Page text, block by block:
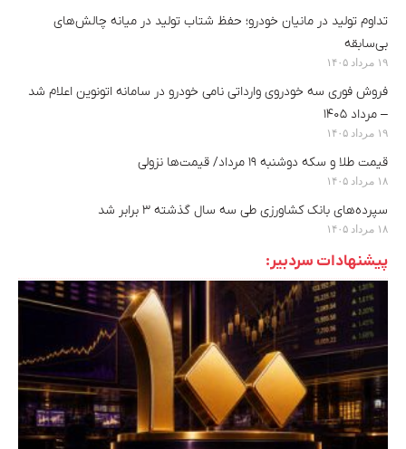
تداوم تولید در مانیان خودرو؛ حفظ شتاب تولید در میانه چالش‌های
بی‌سابقه
۱۹ مرداد ۱۴۰۵
فروش فوری سه خودروی وارداتی نامی خودرو در سامانه اتونوین اعلام شد
– مرداد ۱۴۰۵
۱۹ مرداد ۱۴۰۵
قیمت طلا و سکه دوشنبه ۱۹ مرداد/ قیمت‌ها نزولی
۱۸ مرداد ۱۴۰۵
سپرده‌های بانک کشاورزی طی سه سال گذشته ۳ برابر شد
۱۸ مرداد ۱۴۰۵
پیشنهادات سردبیر: